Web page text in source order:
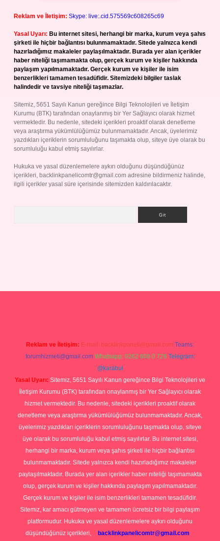
Reklam ve İletişim: Skype: live:.cid.575569c608265c69
Yasal Uyarı: Bu internet sitesi, herhangi bir marka, kurum veya şahıs
şirketi ile hiçbir bağlantısı bulunmamaktadır. Sitede yalnızca kendi
hazırladığımız makaleler paylaşılmaktadır. Burada yer alan içerikler
haber niteliği taşımamakta olup, gerçek kurum ve kişiler hakkında
paylaşım yapılmamaktadır. Gerçek kurum ve kişiler ile isim
benzerlikleri tamamen tesadüfidir. Sitemizdeki bilgiler taslak
halindedir ve tavsiye niteliği taşımazlar.
Sitemiz, 5651 Sayılı Kanun gereğince Bilgi Teknolojileri ve İletişim
Kurumu (BTK) tarafından onaylanmış bir Yer Sağlayıcı olarak hizmet
vermektedir. Bu nedenle, sitedeki içerikleri proaktif olarak denetleme
veya araştırma yükümlülüğümüz bulunmamaktadır. Ancak, üyelerimiz
yazdıkları içeriklerin sorumluluğunu taşımakta olup, siteye üye olarak bu
sorumluluğu kabul etmiş sayılırlar.
Hukuka ve yasal düzenlemelere aykırı olduğunu düşündüğünüz
içerikleri, backlinkpanelicomtr@gmail.com adresine bildirmeniz halinde,
ilgili içerikler yasal süre içerisinde sitemizden kaldırılacaktır.
Reklam ve İletişim: E-mail: backlinkpaneli@gmail.com Teams:
forumhizmeti@gmail.com Whatsapp: 0262 606 0 726 Telegram:
@karabul
Yasal Uyarı: Sitemiz, 5651 Sayılı Kanun gereğince Bilgi Teknolojileri ve
İletişim Kurumu (BTK) tarafından onaylanmış bir Yer Sağlayıcı olarak
hizmet vermektedir. Bu nedenle, sitedeki içerikleri proaktif olarak
denetleme veya araştırma yükümlülüğümüz bulunmamaktadır. Ancak,
üyelerimiz yazdıkları içeriklerin sorumluluğunu taşımakta olup, siteye
üye olarak bu sorumluluğu kabul etmiş sayılırlar. Bu internet sitesi,
herhangi bir marka, kurum veya şahıs şirketi ile hiçbir bağlantısı
bulunmamaktadır. Sitede yalnızca kendi hazırladığımız makaleler
paylaşılmaktadır. Burada yer alan içerikler haber niteliği taşımamakta
olup, gerçek kurum ve kişiler hakkında paylaşım yapılmamaktadır.
Gerçek kurum ve kişiler ile isim benzerlikleri tamamen tesadüfidir.
Sitemiz, kar amacı gütmeyen ve tamamen ücretsiz bir bilgi paylaşım
platformudur. Hukuka ve yasal düzenlemelere aykırı olduğunu
düşündüğünüz içerikleri,
backlinkpanelicomtr@gmail.com